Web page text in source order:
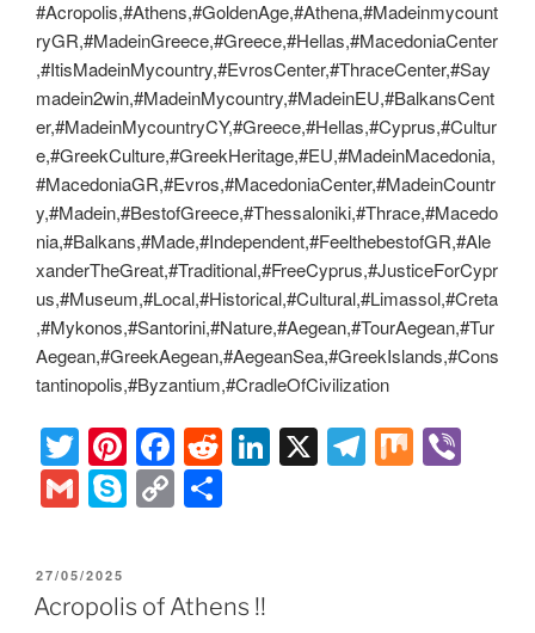
#Acropolis,#Athens,#GoldenAge,#Athena,#Madeinmycount
ryGR,#MadeinGreece,#Greece,#Hellas,#MacedoniaCenter
,#ItisMadeinMycountry,#EvrosCenter,#ThraceCenter,#Say
madein2win,#MadeinMycountry,#MadeinEU,#BalkansCent
er,#MadeinMycountryCY,#Greece,#Hellas,#Cyprus,#Cultur
e,#GreekCulture,#GreekHeritage,#EU,#MadeinMacedonia,
#MacedoniaGR,#Evros,#MacedoniaCenter,#MadeinCountr
y,#Madein,#BestofGreece,#Thessaloniki,#Thrace,#Macedo
nia,#Balkans,#Made,#Independent,#FeelthebestofGR,#Ale
xanderTheGreat,#Traditional,#FreeCyprus,#JusticeForCypr
us,#Museum,#Local,#Historical,#Cultural,#Limassol,#Creta
,#Mykonos,#Santorini,#Nature,#Aegean,#TourAegean,#Tur
Aegean,#GreekAegean,#AegeanSea,#GreekIslands,#Cons
tantinopolis,#Byzantium,#CradleOfCivilization
T
wi
tt
er
Pi
nt
er
st
F
a
c
b
R
e
t
Li
n
X T
el
M
ix
G
m
ail
S
ky
e
C
o
y e
POSTED
ON
27/05/2025
Acropolis of Athens !!